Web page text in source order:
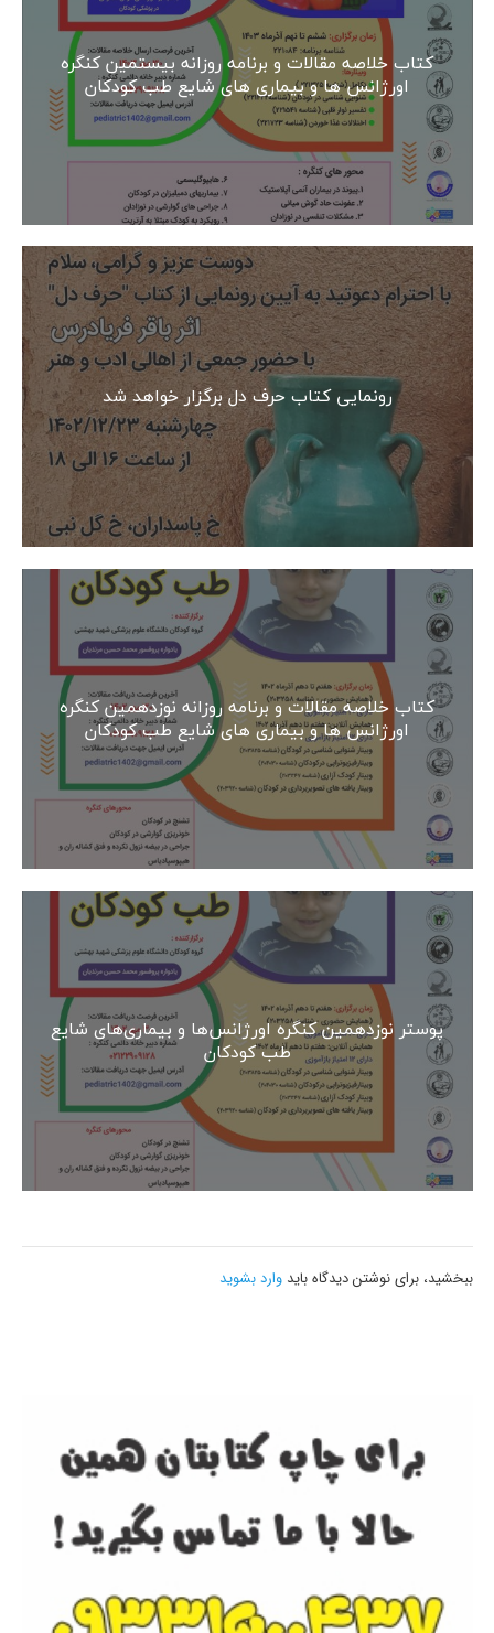
کتاب خلاصه مقالات و برنامه روزانه بیستمین کنگره
اورژانس ها و بیماری های شایع طب کودکان
رونمایی کتاب حرف دل برگزار خواهد شد
کتاب خلاصه مقالات و برنامه روزانه نوزدهمین کنگره
اورژانس ها و بیماری های شایع طب کودکان
پوستر نوزدهمین کنگره اورژانس‌ها و بیماری‌های شایع
طب کودکان
ببخشید، برای نوشتن دیدگاه بایدوارد بشوید